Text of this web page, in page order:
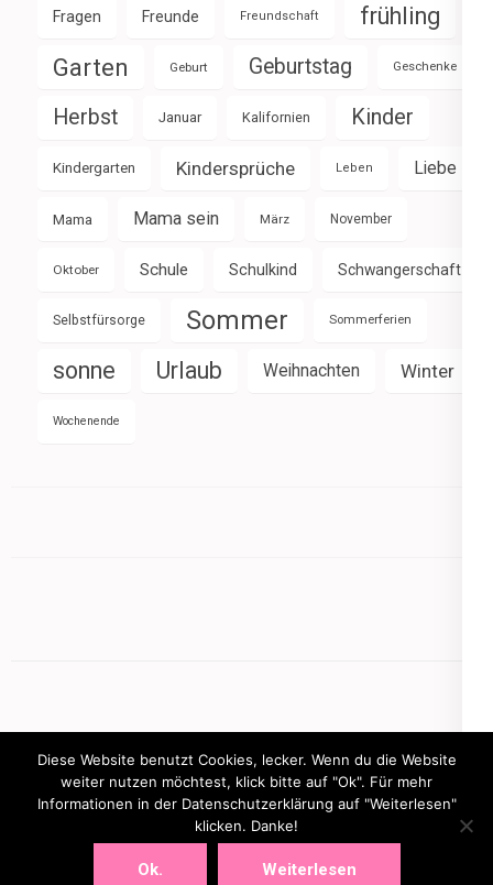
Fragen Freunde Freundschaft frühling
Garten Geburt Geburtstag Geschenke
Herbst Januar Kalifornien Kinder
Kindergarten Kindersprüche Leben Liebe
Mama Mama sein März November
Oktober Schule Schulkind Schwangerschaft
Selbstfürsorge Sommer Sommerferien
sonne Urlaub Weihnachten Winter
Wochenende
mamasbusiness.de
Diese Website benutzt Cookies, lecker. Wenn du die Website
weiter nutzen möchtest, klick bitte auf "Ok". Für mehr
Informationen in der Datenschutzerklärung auf "Weiterlesen"
klicken. Danke!
Ok. Weiterlesen